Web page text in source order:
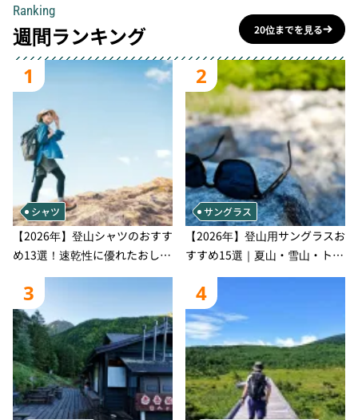
Ranking
週間ランキング 20位までを見る
1
シャツ
【2026年】登山シャツのおすす
め13選！速乾性に優れたおしゃ
れなモデルを徹底紹介！
2
サングラス
【2026年】登山用サングラスお
すすめ15選｜夏山・雪山・トレ
ラン別、シーンで選ぶ失敗しな
い一本
3 4